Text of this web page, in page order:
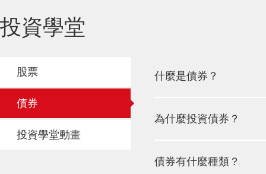
投資學堂
股票
債券
投資學堂動畫
什麼是債券？
為什麼投資債券？
債券有什麼種類？